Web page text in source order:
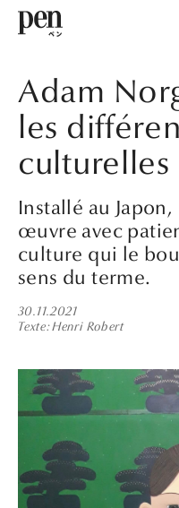
Adam
les
culturelles
Installé au
œuvre avec
culture qui le
sens du terme.
30.11.2021
Texte Henri Robert